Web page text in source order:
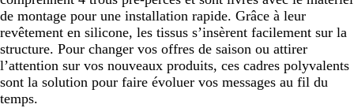
de montage pour une installation rapide. Grâce à leur
revêtement en silicone, les tissus s’insèrent facilement sur la
structure. Pour changer vos offres de saison ou attirer
l’attention sur vos nouveaux produits, ces cadres polyvalents
sont la solution pour faire évoluer vos messages au fil du
temps.